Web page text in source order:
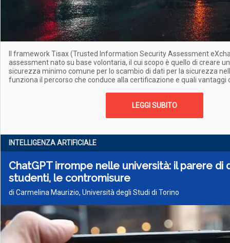
Il framework Tisax (Trusted Information Security Assessment
assessment nato su base volontaria, il cui scopo è quello di creare
sicurezza minimo comune per lo scambio di dati per la sicurezza
funziona il percorso che conduce alla certificazione e quali vantaggi
LEGGI SUBITO
INTELLIGENZA ARTIFICIALE
ChatGPT irrompe nelle università: il parere di
studenti, le contromisure
di Carmelina Maurizio, Università degli Studi di Torino